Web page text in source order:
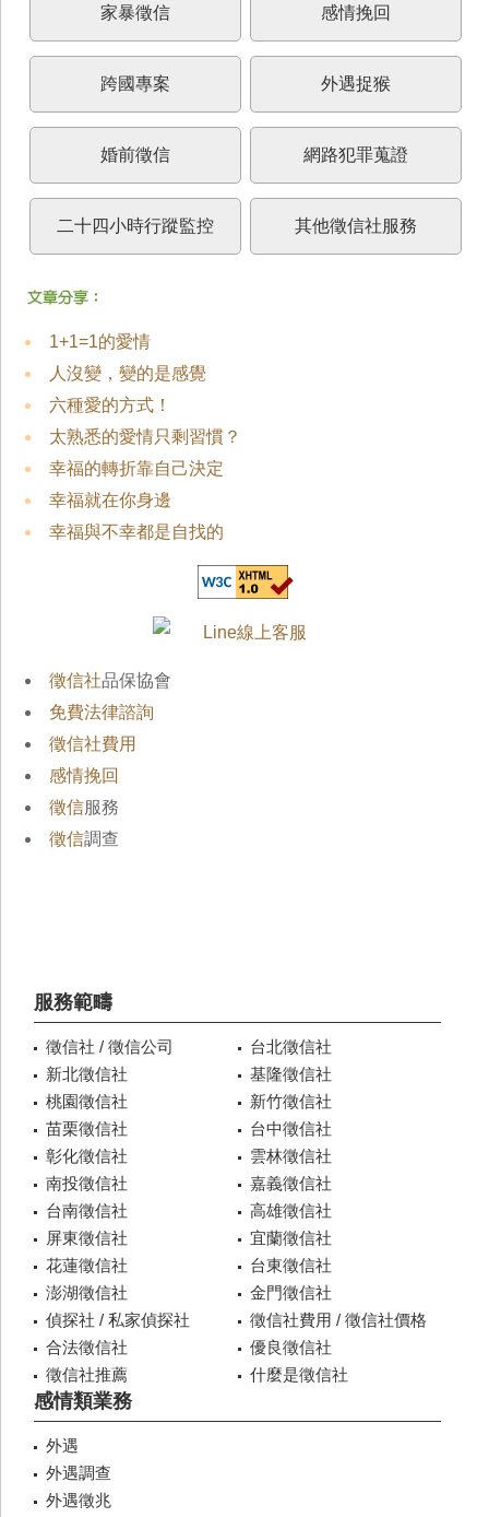
家暴徵信 感情挽回
跨國專案 外遇捉猴
婚前徵信 網路犯罪蒐證
二十四小時行蹤監控 其他徵信社服務
1+1=1的愛情
人沒變，變的是感覺
六種愛的方式！
太熟悉的愛情只剩習慣？
幸福的轉折靠自己決定
幸福就在你身邊
幸福與不幸都是自找的
徵信社品保協會
免費法律諮詢
徵信社費用
感情挽回
徵信服務
徵信調查
服務範疇
徵信社 / 徵信公司
台北徵信社
新北徵信社
基隆徵信社
桃園徵信社
新竹徵信社
苗栗徵信社
台中徵信社
彰化徵信社
雲林徵信社
南投徵信社
嘉義徵信社
台南徵信社
高雄徵信社
屏東徵信社
宜蘭徵信社
花蓮徵信社
台東徵信社
澎湖徵信社
金門徵信社
偵探社 / 私家偵探社
徵信社費用 / 徵信社價格
合法徵信社
優良徵信社
徵信社推薦
什麼是徵信社
感情類業務
外遇
外遇調查
外遇徵兆